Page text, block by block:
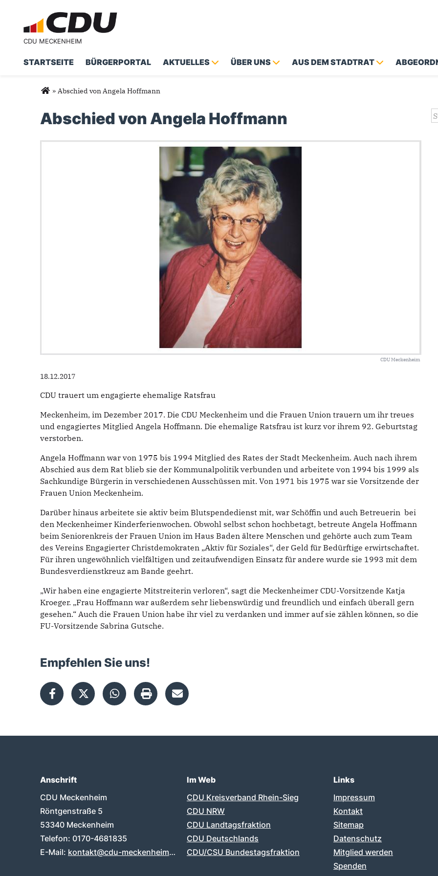
CDU MECKENHEIM
STARTSEITE BÜRGERPORTAL AKTUELLES ÜBER UNS AUS DEM STADTRAT
Sie sind hier
» Abschied von Angela Hoffmann
Abschied von Angela Hoffmann
CDU Meckenheim
18.12.2017
CDU trauert um engagierte ehemalige Ratsfrau
Meckenheim, im Dezember 2017. Die CDU Meckenheim und die Frauen Union trauern um ihr treues
und engagiertes Mitglied Angela Hoffmann. Die ehemalige Ratsfrau ist kurz vor ihrem 92. Geburtstag
verstorben.
Angela Hoffmann war von 1975 bis 1994 Mitglied des Rates der Stadt Meckenheim. Auch nach ihrem
Abschied aus dem Rat blieb sie der Kommunalpolitik verbunden und arbeitete von 1994 bis 1999 als
Sachkundige Bürgerin in verschiedenen Ausschüssen mit. Von 1971 bis 1975 war sie Vorsitzende der
Frauen Union Meckenheim.
Darüber hinaus arbeitete sie aktiv beim Blutspendedienst mit, war Schöffin und auch Betreuerin bei
den Meckenheimer Kinderferienwochen. Obwohl selbst schon hochbetagt, betreute Angela Hoffmann
beim Seniorenkreis der Frauen Union im Haus Baden ältere Menschen und gehörte auch zum Team
des Vereins Engagierter Christdemokraten „Aktiv für Soziales“, der Geld für Bedürftige erwirtschaftet.
Für ihren ungewöhnlich vielfältigen und zeitaufwendigen Einsatz für andere wurde sie 1993 mit dem
Bundesverdienstkreuz am Bande geehrt.
„Wir haben eine engagierte Mitstreiterin verloren“, sagt die Meckenheimer CDU-Vorsitzende Katja
Kroeger. „Frau Hoffmann war außerdem sehr liebenswürdig und freundlich und einfach überall gern
gesehen.“ Auch die Frauen Union habe ihr viel zu verdanken und immer auf sie zählen können, so die
FU-Vorsitzende Sabrina Gutsche.
Empfehlen Sie uns!
Fußbereich
Anschrift
CDU Meckenheim
Röntgenstraße 5
53340 Meckenheim
Telefon: 0170-4681835
E-Mail: kontakt@cdu-meckenheim.de
Im Web
CDU Kreisverband Rhein-Sieg
CDU NRW
CDU Landtagsfraktion
CDU Deutschlands
CDU/CSU Bundestagsfraktion
Links
Impressum
Kontakt
Sitemap
Datenschutz
Mitglied werden
Spenden